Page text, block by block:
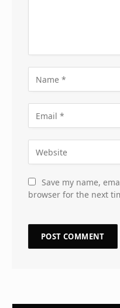
Save my name,
browser for the next